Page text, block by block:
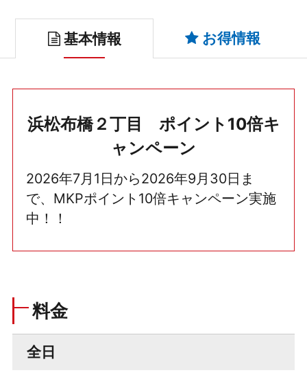
基本情報 お得情報
浜松布橋２丁目 ポイント10倍キ
ャンペーン
2026年7月1日から2026年9月30日ま
で、MKPポイント10倍キャンペーン実施
中！！
料金
全日